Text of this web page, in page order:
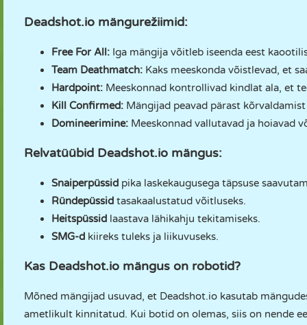
Deadshot.io mängurežiimid:
Free For All: Iga mängija võitleb iseenda eest
Team Deathmatch: Kaks meeskonda võistlevad, et
Hardpoint: Meeskonnad kontrollivad kindlat ala, et
Kill Confirmed: Mängijad peavad pärast
Domineerimine: Meeskonnad vallutavad ja hoiavad
Relvatüübid Deadshot.io mängus:
Snaiperpüssid pika laskekaugusega täpsuse
Ründepüssid tasakaalustatud võitluseks.
Heitspüssid laastava lähikahju tekitamiseks.
SMG-d kiireks tuleks ja liikuvuseks.
Kas Deadshot.io mängus on robotid?
Mõned mängijad usuvad, et Deadshot.io kasutab
ametlikult kinnitatud. Kui botid on olemas, siis on nende